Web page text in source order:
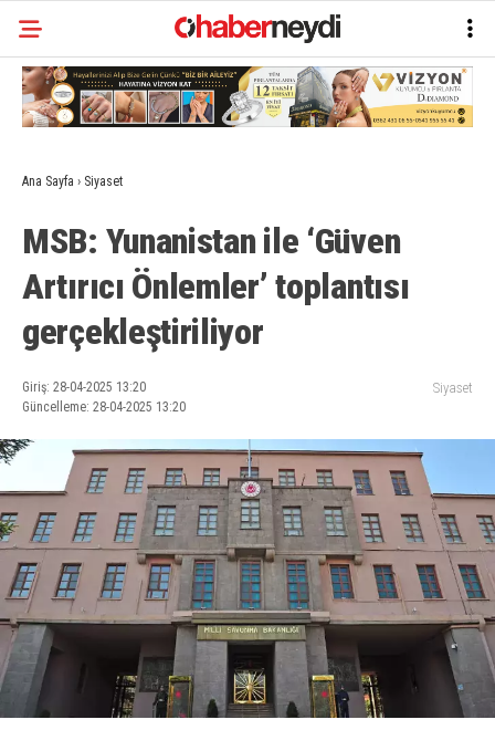
Ana Sayfa › Siyaset
MSB: Yunanistan ile ‘Güven
Artırıcı Önlemler’ toplantısı
gerçekleştiriliyor
Giriş: 28-04-2025 13:20
Güncelleme: 28-04-2025 13:20
Siyaset